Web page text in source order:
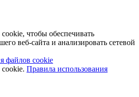
чтобы обеспечивать
веб-сайта и анализировать сетевой
файлов cookie
Правила использования